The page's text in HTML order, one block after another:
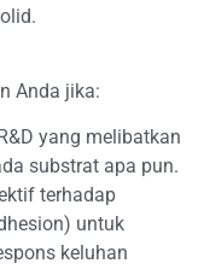
Anda jika:
yang melibatkan
substrat apa pun.
terhadap
untuk
keluhan